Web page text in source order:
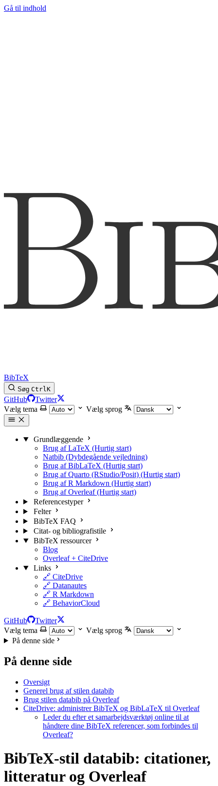
Gå til indhold
BibTeX
Søg CtrlK
GitHub
Twitter
Vælg tema
Vælg sprog
Grundlæggende
Brug af LaTeX (Hurtig start)
Natbib (Dybdegående vejledning)
Brug af BibLaTeX (Hurtig start)
Brug af Quarto (RStudio/Posit) (Hurtig start)
Brug af R Markdown (Hurtig start)
Brug af Overleaf (Hurtig start)
Referencestyper
Felter
BibTeX FAQ
Citat- og bibliografistile
BibTeX ressourcer
Blog
Overleaf + CiteDrive
Links
🔗 CiteDrive
🔗 Datanautes
🔗 R Markdown
🔗 BehaviorCloud
GitHub
Twitter
Vælg tema
Vælg sprog
På denne side
På denne side
Oversigt
Generel brug af stilen databib
Brug stilen databib på Overleaf
CiteDrive: administrer BibTeX og BibLaTeX til Overleaf
Leder du efter et samarbejdsværktøj online til at
håndtere dine BibTeX referencer, som forbindes til
Overleaf?
BibTeX-stil databib: citationer,
litteratur og Overleaf